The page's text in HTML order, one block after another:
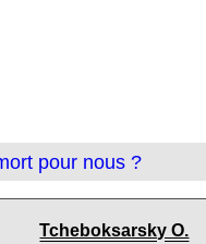
pour nous ?
Tcheboksarsky O.